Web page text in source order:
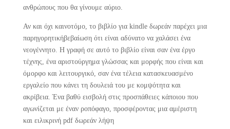
ανθρώπους που θα γίνουμε αύριο.
Αν και όχι καινοτόμο, το βιβλίο για kindle δωρεάν παρέχει μια
παρηγορητικήβεβαίωση ότι είναι αδύνατο να χαλάσει ένα
νεογέννητο. Η γραφή σε αυτό το βιβλίο είναι σαν ένα έργο
τέχνης, ένα αριστούργημα γλώσσας και μορφής που είναι και
όμορφο και λειτουργικό, σαν ένα τέλεια κατασκευασμένο
εργαλείο που κάνει τη δουλειά του με κομψότητα και
ακρίβεια. Ένα βαθύ εισβολή στις προσπάθειες κάποιου που
αγωνίζεται με έναν ροπόφαγο, προσφέροντας μια αμέριστη
και ειλικρινή pdf δωρεάν λήψη